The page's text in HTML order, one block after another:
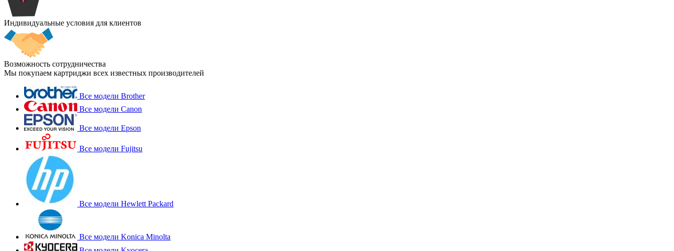
Индивидуальные условия для клиентов
Возможность сотрудничества
Мы покупаем картриджи всех известных производителей
Все модели Brother
Все модели Canon
Все модели Epson
Все модели Fujitsu
Все модели Hewlett Packard
Все модели Konica Minolta